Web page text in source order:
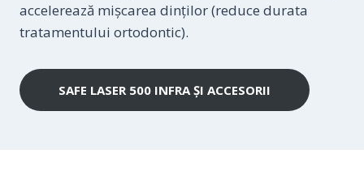
accelerează mişcarea dinţilor (reduce durata
tratamentului ortodontic).
SAFE LASER 500 INFRA ȘI ACCESORII